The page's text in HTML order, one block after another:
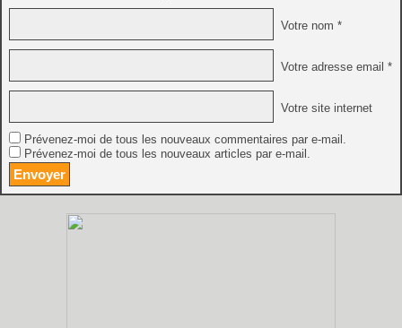
Votre nom *
Votre adresse email *
Votre site internet
Prévenez-moi de tous les nouveaux commentaires par e-mail.
Prévenez-moi de tous les nouveaux articles par e-mail.